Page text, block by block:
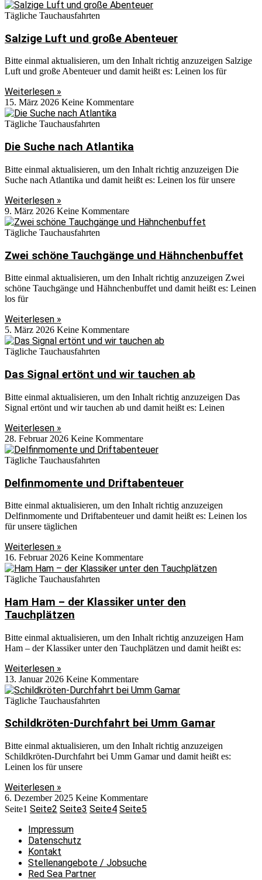
Tägliche Tauchausfahrten
Salzige Luft und große Abenteuer
Bitte einmal aktualisieren, um den Inhalt richtig anzuzeigen Salzige
Luft und große Abenteuer und damit heißt es: Leinen los für
Weiterlesen »
15. März 2026 Keine Kommentare
Tägliche Tauchausfahrten
Die Suche nach Atlantika
Bitte einmal aktualisieren, um den Inhalt richtig anzuzeigen Die
Suche nach Atlantika und damit heißt es: Leinen los für unsere
Weiterlesen »
9. März 2026 Keine Kommentare
Tägliche Tauchausfahrten
Zwei schöne Tauchgänge und Hähnchenbuffet
Bitte einmal aktualisieren, um den Inhalt richtig anzuzeigen Zwei
schöne Tauchgänge und Hähnchenbuffet und damit heißt es: Leinen
los für
Weiterlesen »
5. März 2026 Keine Kommentare
Tägliche Tauchausfahrten
Das Signal ertönt und wir tauchen ab
Bitte einmal aktualisieren, um den Inhalt richtig anzuzeigen Das
Signal ertönt und wir tauchen ab und damit heißt es: Leinen
Weiterlesen »
28. Februar 2026 Keine Kommentare
Tägliche Tauchausfahrten
Delfinmomente und Driftabenteuer
Bitte einmal aktualisieren, um den Inhalt richtig anzuzeigen
Delfinmomente und Driftabenteuer und damit heißt es: Leinen los
für unsere täglichen
Weiterlesen »
16. Februar 2026 Keine Kommentare
Tägliche Tauchausfahrten
Ham Ham – der Klassiker unter den
Tauchplätzen
Bitte einmal aktualisieren, um den Inhalt richtig anzuzeigen Ham
Ham – der Klassiker unter den Tauchplätzen und damit heißt es:
Weiterlesen »
13. Januar 2026 Keine Kommentare
Tägliche Tauchausfahrten
Schildkröten-Durchfahrt bei Umm Gamar
Bitte einmal aktualisieren, um den Inhalt richtig anzuzeigen
Schildkröten-Durchfahrt bei Umm Gamar und damit heißt es:
Leinen los für unsere
Weiterlesen »
6. Dezember 2025 Keine Kommentare
Seite1 Seite2 Seite3 Seite4 Seite5
Impressum
Datenschutz
Kontakt
Stellenangebote / Jobsuche
Red Sea Partner